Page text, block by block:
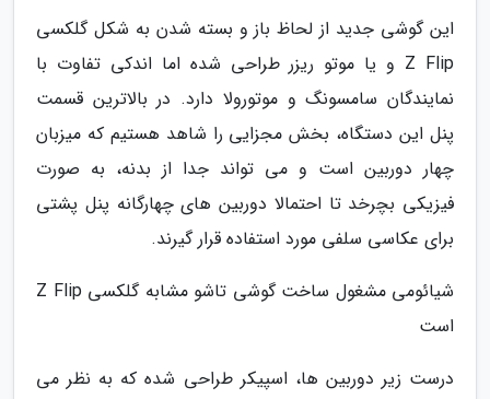
این گوشی جدید از لحاظ باز و بسته شدن به شکل گلکسی
Z Flip و یا موتو ریزر طراحی شده اما اندکی تفاوت با
نمایندگان سامسونگ و موتورولا دارد. در بالاترین قسمت
پنل این دستگاه، بخش مجزایی را شاهد هستیم که میزبان
چهار دوربین است و می تواند جدا از بدنه، به صورت
فیزیکی بچرخد تا احتمالا دوربین های چهارگانه پنل پشتی
برای عکاسی سلفی مورد استفاده قرار گیرند.
شیائومی مشغول ساخت گوشی تاشو مشابه گلکسی Z Flip
است
درست زیر دوربین ها، اسپیکر طراحی شده که به نظر می